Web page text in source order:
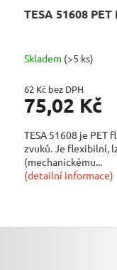
TESA 51608
Skladem (>5 ks)
62 Kč bez DPH
75,02 Kč
TESA 51608 je PET
zvuků. Je flexibilní,
(mechanickému...
(detailní informace)